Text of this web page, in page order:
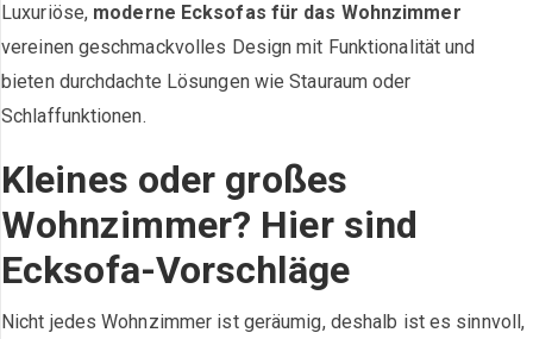
Luxuriöse, moderne Ecksofas für das Wohnzimmer
vereinen geschmackvolles Design mit Funktionalität und
bieten durchdachte Lösungen wie Stauraum oder
Schlaffunktionen.
Kleines oder großes
Wohnzimmer? Hier sind
Ecksofa-Vorschläge
Nicht jedes Wohnzimmer ist geräumig, deshalb ist es sinnvoll,